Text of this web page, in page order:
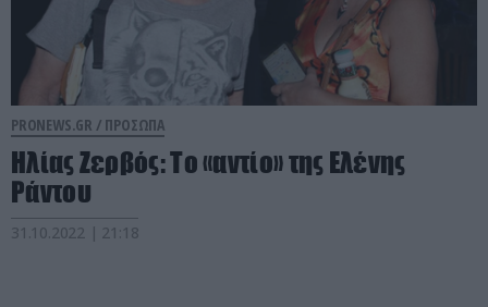
PRONEWS.GR / ΠΡΟΣΩΠΑ
Ηλίας Ζερβός: Το «αντίο» της Ελένης
Ράντου
31.10.2022 | 21:18